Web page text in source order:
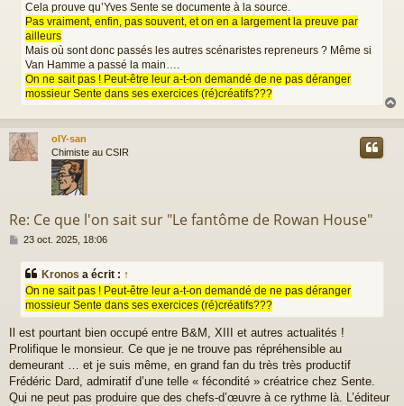
Cela prouve qu’Yves Sente se documente à la source.
Pas vraiment, enfin, pas souvent, et on en a largement la preuve par
ailleurs
Mais où sont donc passés les autres scénaristes repreneurs ? Même si
Van Hamme a passé la main….
On ne sait pas ! Peut-être leur a-t-on demandé de ne pas déranger
mossieur Sente dans ses exercices (ré)créatifs???
a
olY-san
Chimiste au CSIR
Re: Ce que l'on sait sur "Le fantôme de Rowan House"
M
s
e
23 oct. 2025, 18:06
Kronos a écrit : ↑
On ne sait pas ! Peut-être leur a-t-on demandé de ne pas déranger
mossieur Sente dans ses exercices (ré)créatifs???
Il est pourtant bien occupé entre B&M, XIII et autres actualités !
Prolifique le monsieur. Ce que je ne trouve pas répréhensible au
demeurant … et je suis même, en grand fan du très très productif
Frédéric Dard, admiratif d’une telle « fécondité » créatrice chez Sente.
Qui ne peut pas produire que des chefs-d’œuvre à ce rythme là. L’éditeur